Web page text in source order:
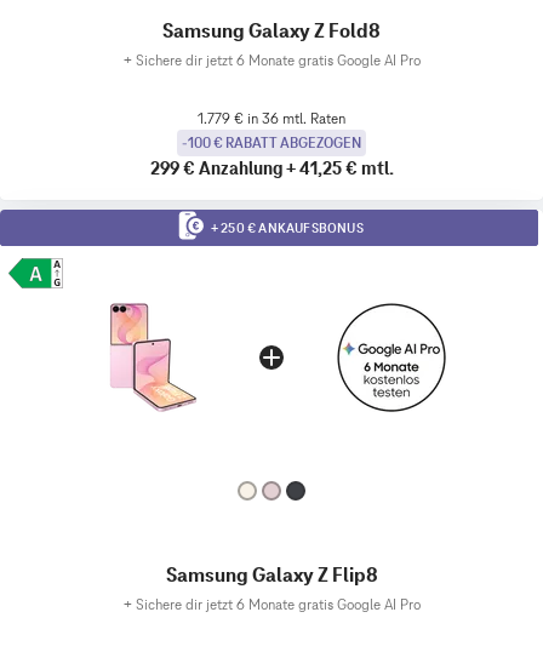
Samsung Galaxy Z Fold8
+ Sichere dir jetzt 6 Monate gratis Google AI Pro
1.779 € in 36 mtl. Raten
-100 € RABATT ABGEZOGEN
299 € Anzahlung+41,25 € mtl.
+ 250 € ANKAUFSBONUS
Samsung Galaxy Z Flip8
+ Sichere dir jetzt 6 Monate gratis Google AI Pro